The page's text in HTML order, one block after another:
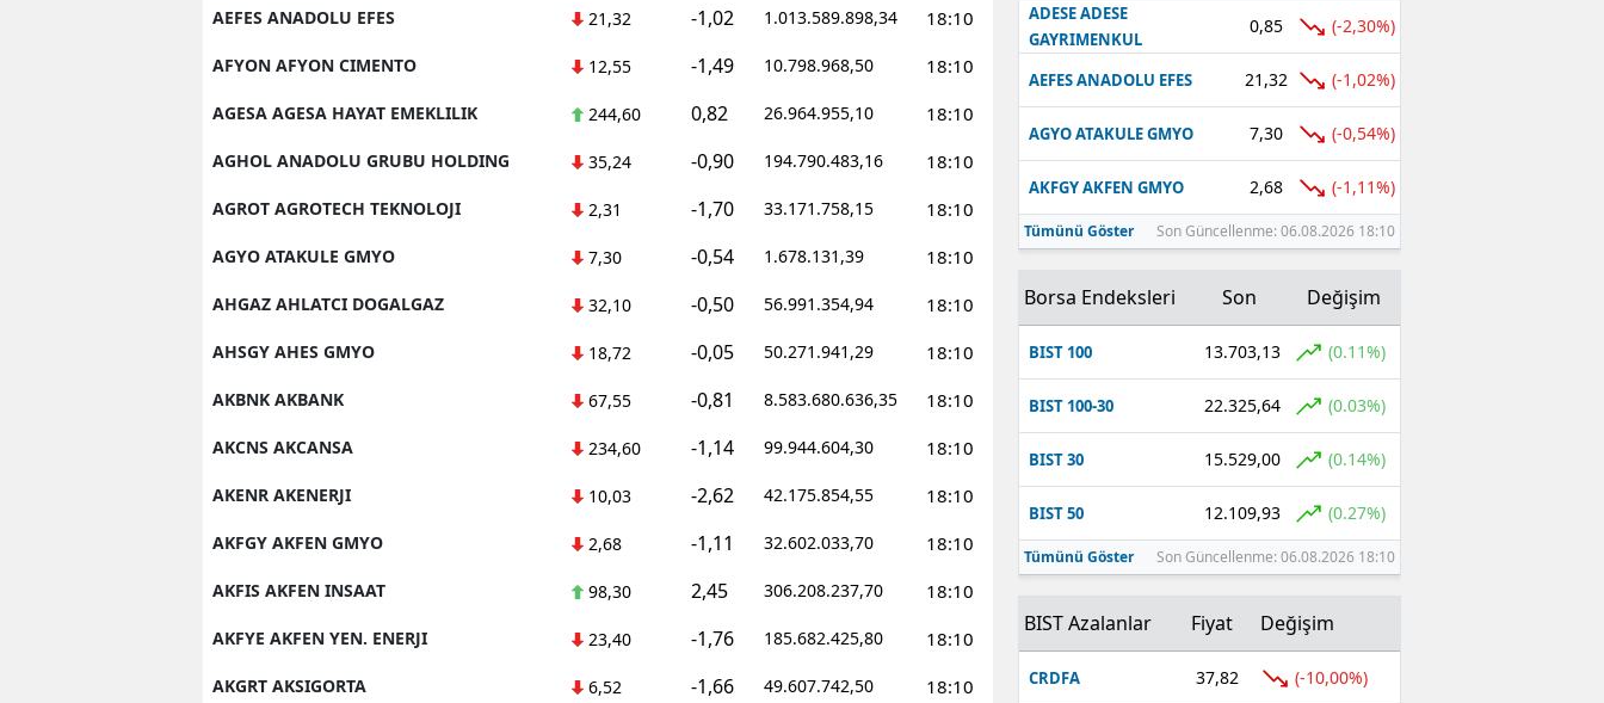
AEFES ANADOLU EFES 21,32 -1,02 1.013.589.898,34 18:10
AFYON AFYON CIMENTO 12,55 -1,49 10.798.968,50 18:10
AGESA AGESA HAYAT EMEKLILIK 244,60 0,82 26.964.955,10 18:10
AGHOL ANADOLU GRUBU HOLDING 35,24 -0,90 194.790.483,16 18:10
AGROT AGROTECH TEKNOLOJI 2,31 -1,70 33.171.758,15 18:10
AGYO ATAKULE GMYO 7,30 -0,54 1.678.131,39 18:10
AHGAZ AHLATCI DOGALGAZ 32,10 -0,50 56.991.354,94 18:10
AHSGY AHES GMYO 18,72 -0,05 50.271.941,29 18:10
AKBNK AKBANK 67,55 -0,81 8.583.680.636,35 18:10
AKCNS AKCANSA 234,60 -1,14 99.944.604,30 18:10
AKENR AKENERJI 10,03 -2,62 42.175.854,55 18:10
AKFGY AKFEN GMYO 2,68 -1,11 32.602.033,70 18:10
AKFIS AKFEN INSAAT 98,30 2,45 306.208.237,70 18:10
AKFYE AKFEN YEN. ENERJI 23,40 -1,76 185.682.425,80 18:10
AKGRT AKSIGORTA 6,52 -1,66 49.607.742,50 18:10
ADESE ADESE
GAYRIMENKUL
0,85 (-2,30%)
AEFES ANADOLU EFES 21,32 (-1,02%)
AGYO ATAKULE GMYO 7,30 (-0,54%)
AKFGY AKFEN GMYO 2,68 (-1,11%)
Tümünü Göster Son Güncellenme: 06.08.2026 18:10
Borsa Endeksleri Son Değişim
BIST 100 13.703,13 (0.11%)
BIST 100-30 22.325,64 (0.03%)
BIST 30 15.529,00 (0.14%)
BIST 50 12.109,93 (0.27%)
Tümünü Göster Son Güncellenme: 06.08.2026 18:10
BIST Azalanlar Fiyat Değişim
CRDFA 37,82 (-10,00%)